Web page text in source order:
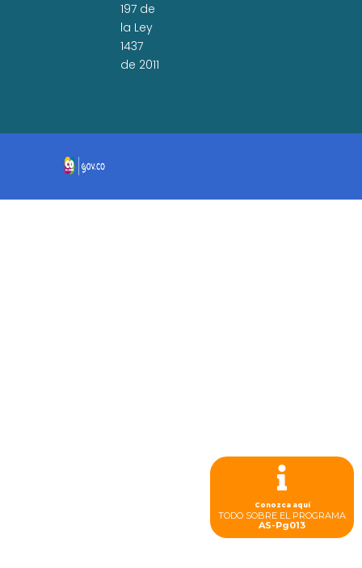
Conozca aquí
TODO SOBRE EL PROGRAMA
AS-Pg013
197 de
la Ley
1437
de 2011